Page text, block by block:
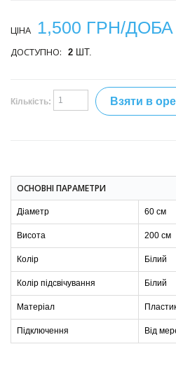
ЦІНА 1,500 ГРН/ДОБА
ДОСТУПНО: 2 ШТ.
Кількість: Взяти в
ОСНОВНІ ПАРАМЕТРИ
Діаметр 60 см
Висота 200 см
Колір Білий
Колір підсвічування Білий
Матеріал
Підключення Від